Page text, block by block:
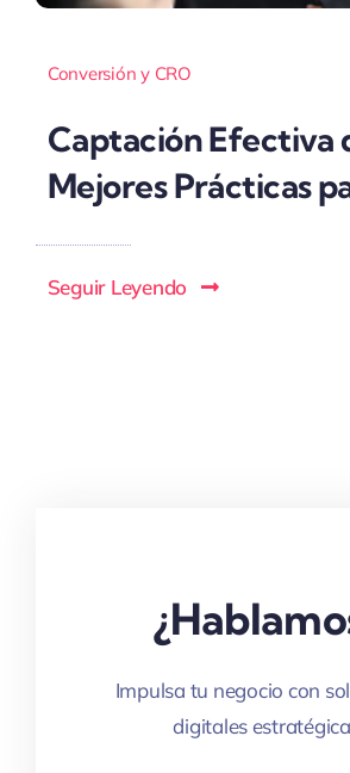
Conversión y CRO
Captación Efectiva
Mejores Prácticas
Seguir Leyendo
Impulsa tu negocio con
digitales